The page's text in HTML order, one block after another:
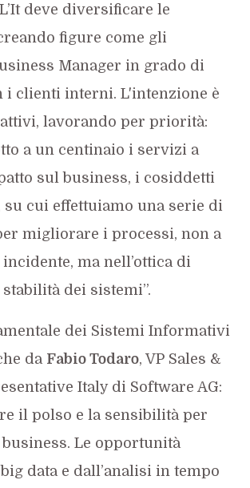
deve diversificare le
figure come gli
Manager in grado di
i clienti interni. L'intenzione è
lavorando per priorità:
a un centinaio i servizi a
sul business, i cosiddetti
su cui effettuiamo una serie di
migliorare i processi, non a
ma nell’ottica di
dei sistemi”.
dei Sistemi Informativi
da Fabio Todaro, VP Sales &
Italy di Software AG:
il polso e la sensibilità per
Le opportunità
data e dall’analisi in tempo